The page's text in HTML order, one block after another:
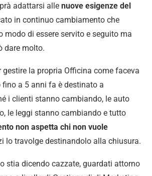
adattarsi alle nuove esigenze del
in continuo cambiamento che
modo di essere servito e seguito ma
dare molto.
gestire la propria Officina come faceva
a 5 anni fa è destinato a
i clienti stanno cambiando, le auto
le leggi stanno cambiando e tutto
non aspetta chi non vuole
lo travolge destinandolo alla chiusura.
stia dicendo cazzate, guardati attorno